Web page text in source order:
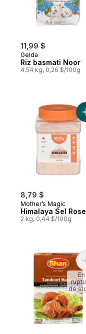
11,99 $
Gelda
Riz basmati Noor
4.54 kg, 0,26 $/100g
8,79 $
Mother’s Magic
Himalaya Sel Rose
2 kg, 0,44 $/100g
En
de